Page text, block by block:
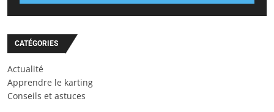
CATÉGORIES
Actualité
Apprendre le karting
Conseils et astuces